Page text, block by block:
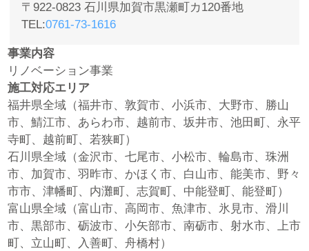
〒922-0823 石川県加賀市黒瀬町カ120番地
TEL 0761-73-1616
事業内容
リノベーション事業
施工対応エリア
福井県全域（福井市、敦賀市、小浜市、大野市、勝山
市、鯖江市、あらわ市、越前市、坂井市、池田町、永平
寺町、越前町、若狭町）
石川県全域（金沢市、七尾市、小松市、輪島市、珠洲
市、加賀市、羽昨市、かほく市、白山市、能美市、野々
市市、津幡町、内灘町、志賀町、中能登町、能登町）
富山県全域（富山市、高岡市、魚津市、氷見市、滑川
市、黒部市、砺波市、小矢部市、南砺市、射水市、上市
町、立山町、入善町、舟橋村）